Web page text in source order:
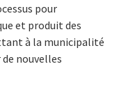
pour
et produit des
à la municipalité
de nouvelles